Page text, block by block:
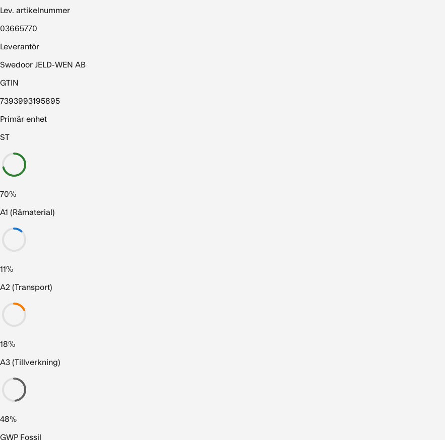
Lev. artikelnummer
03665770
Leverantör
Swedoor JELD-WEN AB
GTIN
7393993195895
Primär enhet
ST
70%
A1 (Råmaterial)
11%
A2 (Transport)
18%
A3 (Tillverkning)
48%
GWP Fossil